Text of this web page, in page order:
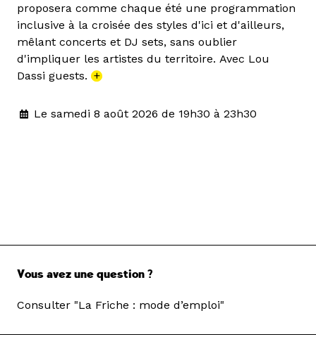
proposera comme chaque été une programmation
inclusive à la croisée des styles d'ici et d'ailleurs,
mêlant concerts et DJ sets, sans oublier
d'impliquer les artistes du territoire. Avec Lou
Dassi guests. +
Le samedi 8 août 2026 de 19h30 à 23h30
Vous avez une question ?
Consulter "La Friche : mode d’emploi"